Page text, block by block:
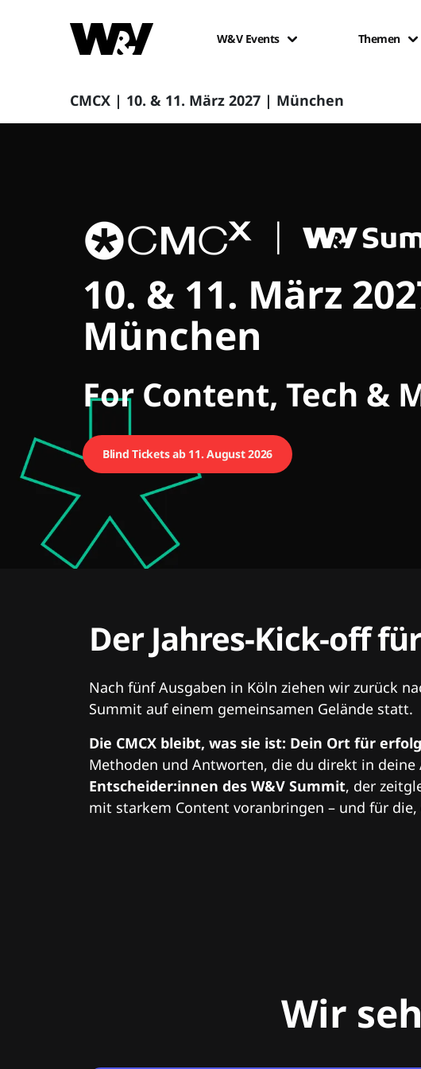
W&V Events Themen
CMCX | 10. & 11. März 2027 | München
CMCX
10. & 11. März
München
For Content, Tech &
Blind Tickets ab 11. August 2026
Der Jahres-Kick-off
Nach fünf Ausgaben in Köln ziehen wir zurück
Summit auf einem gemeinsamen Gelände statt.
Die CMCX bleibt, was sie ist: Dein Ort für
Methoden und Antworten, die du direkt in
Entscheider:innen des W&V Summit, der
mit starkem Content voranbringen – und für
Wir